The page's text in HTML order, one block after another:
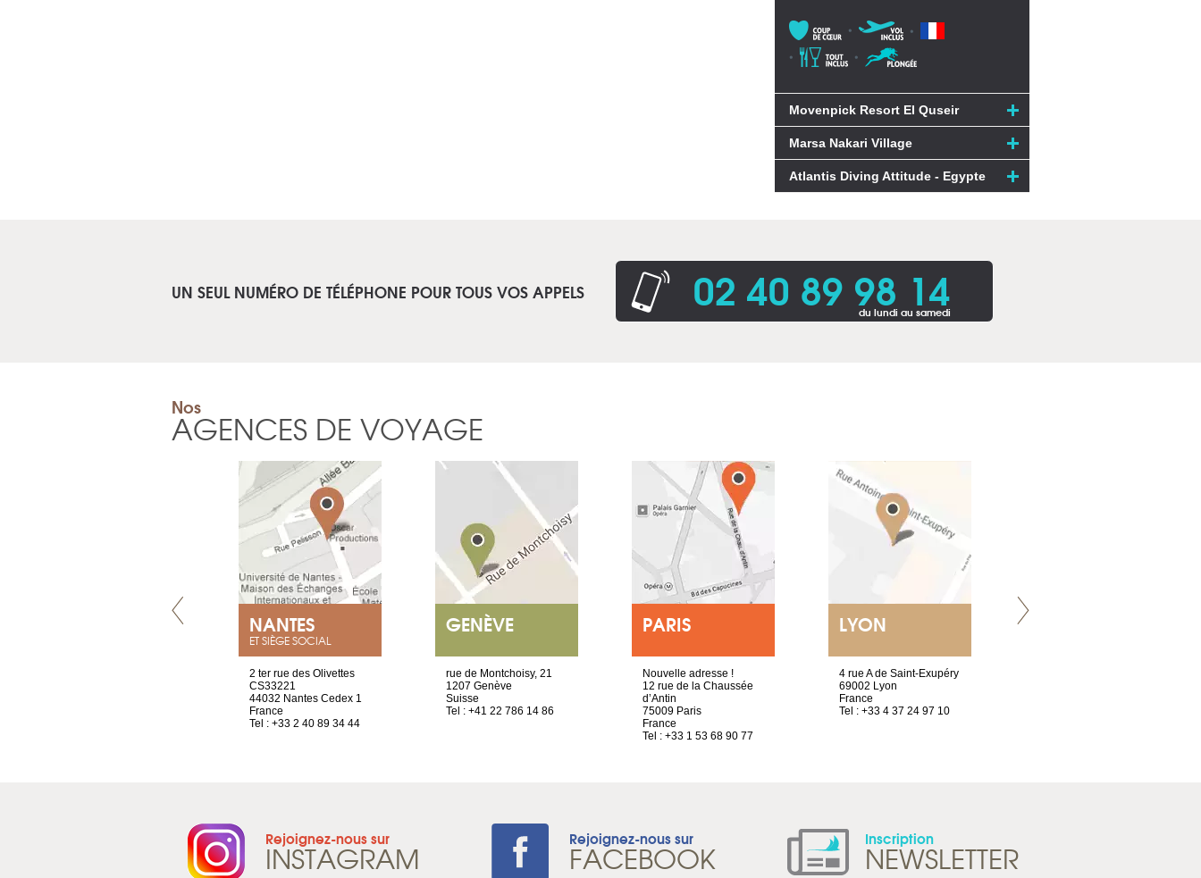
Movenpick Resort El Quseir
Marsa Nakari Village
Atlantis Diving Attitude - Egypte
UN SEUL NUMÉRO DE TÉLÉPHONE POUR TOUS VOS APPELS 02 40 89 98 14
du lundi au samedi
Nos
AGENCES DE VOYAGE
NANTES
ET SIÈGE SOCIAL
2 ter rue des Olivettes
CS33221
44032 Nantes Cedex 1
France
Tel : +33 2 40 89 34 44
GENÈVE
rue de Montchoisy, 21
1207 Genève
Suisse
Tel : +41 22 786 14 86
PARIS
Nouvelle adresse !
12 rue de la Chaussée
d’Antin
75009 Paris
France
Tel : +33 1 53 68 90 77
LYON
4 rue A de Saint-Exupéry
69002 Lyon
France
Tel : +33 4 37 24 97 10
Rejoignez-nous sur
INSTAGRAM Rejoignez-nous sur
FACEBOOK Inscription
NEWSLETTER